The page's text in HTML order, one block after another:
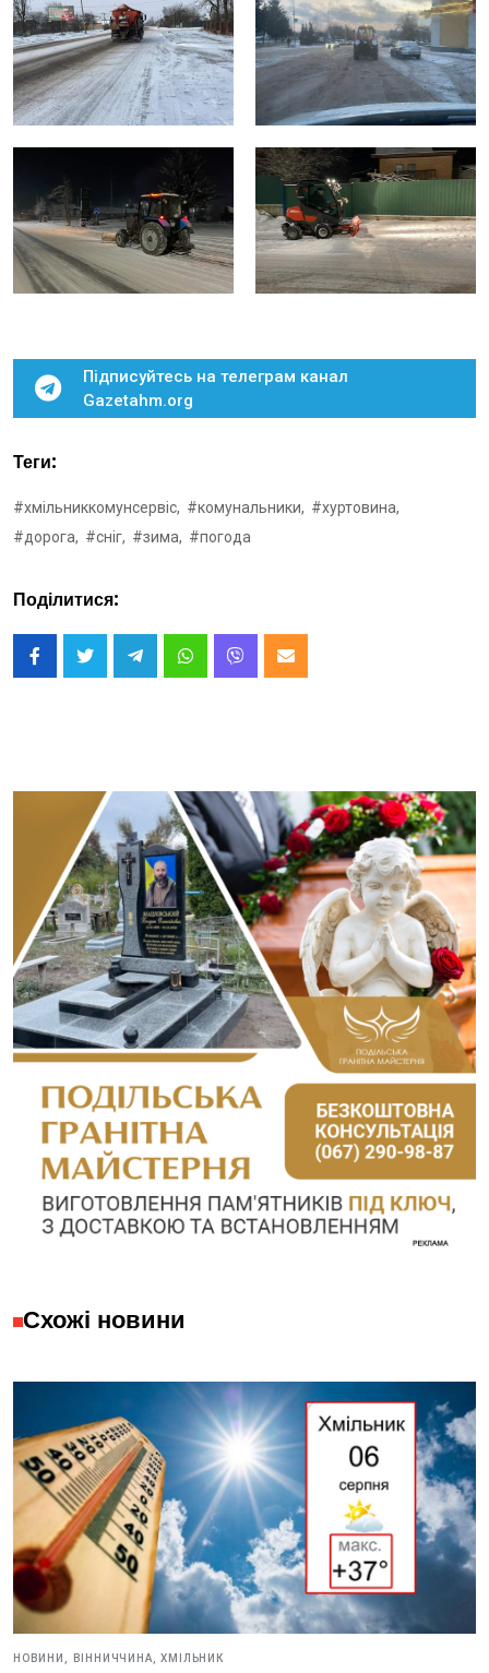
Підписуйтесь на телеграм канал
Gazetahm.org
Теги:
#хмільниккомунсервіс, #комунальники, #хуртовина,
#дорога, #сніг, #зима, #погода
Поділитися:
Схожі новини
НОВИНИ, ВІННИЧЧИНА, ХМІЛЬНИК